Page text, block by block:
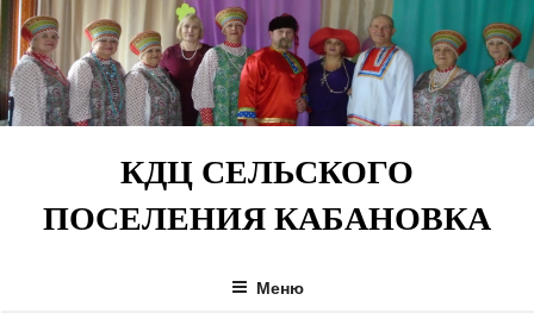
Перейти
к
содержимому
КДЦ СЕЛЬСКОГО
ПОСЕЛЕНИЯ КАБАНОВКА
Меню